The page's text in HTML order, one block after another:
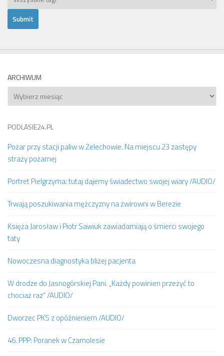
ARCHIWUM
Archiwum
PODLASIE24.PL
Pożar przy stacji paliw w Żelechowie. Na miejscu 23 zastępy
straży pożarnej
Portret Pielgrzyma: tutaj dajemy świadectwo swojej wiary /AUDIO/
Trwają poszukiwania mężczyzny na żwirowni w Berezie
Księża Jarosław i Piotr Sawiuk zawiadamiają o śmierci swojego
taty
Nowoczesna diagnostyka bliżej pacjenta
W drodze do Jasnogórskiej Pani. „Każdy powinien przeżyć to
chociaż raz” /AUDIO/
Dworzec PKS z opóźnieniem /AUDIO/
46. PPP: Poranek w Czarnolesie